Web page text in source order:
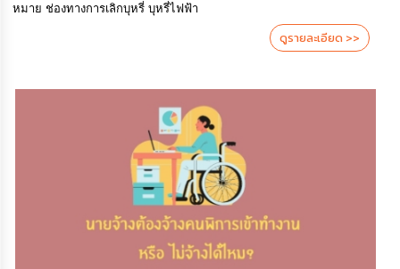
หมาย ช่องทางการเลิกบุหรี่ บุหรี่ไฟฟ้า
ดูรายละเอียด >>